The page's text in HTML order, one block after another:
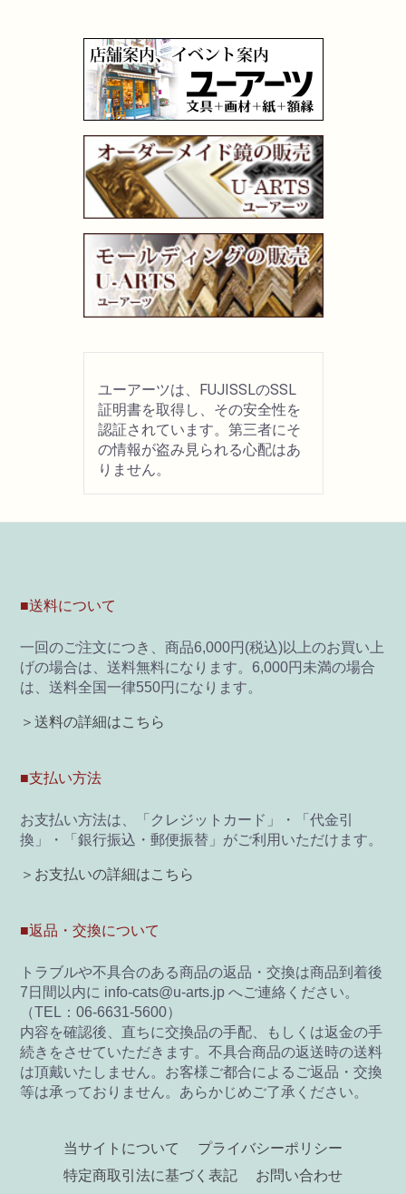
ユーアーツは、FUJISSLのSSL
証明書を取得し、その安全性を
認証されています。第三者にそ
の情報が盗み見られる心配はあ
りません。
■送料について
一回のご注文につき、商品6,000円(税込)以上のお買い上
げの場合は、送料無料になります。6,000円未満の場合
は、送料全国一律550円になります。
＞送料の詳細はこちら
■支払い方法
お支払い方法は、「クレジットカード」・「代金引
換」・「銀行振込・郵便振替」がご利用いただけます。
＞お支払いの詳細はこちら
■返品・交換について
トラブルや不具合のある商品の返品・交換は商品到着後
7日間以内に info-cats@u-arts.jp へご連絡ください。
（TEL：06-6631-5600）
内容を確認後、直ちに交換品の手配、もしくは返金の手
続きをさせていただきます。不具合商品の返送時の送料
は頂戴いたしません。お客様ご都合によるご返品・交換
等は承っておりません。あらかじめご了承ください。
当サイトについて
プライバシーポリシー
特定商取引法に基づく表記
お問い合わせ
製図用品
キャンバス・パネル
その他文具
雑貨
書籍
U-ARTSオリジナルグッズ